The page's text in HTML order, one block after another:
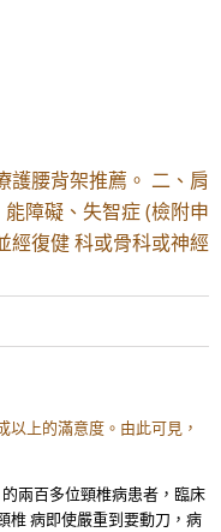
護腰背架推薦。 二、肩
能障礙、失智症 (檢附申
經復健 科或骨科或神經
以上的滿意度。由此可見，
兩百多位頸椎病患者，臨床
椎 病即使嚴重到要動刀，病